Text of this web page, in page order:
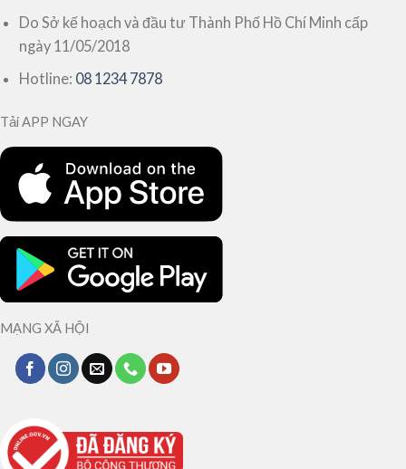
Do Sở kế hoạch và đầu tư Thành Phố Hồ Chí Minh cấp
ngày 11/05/2018
Hotline: 08 1234 7878
Tải APP NGAY
MẠNG XÃ HỘI